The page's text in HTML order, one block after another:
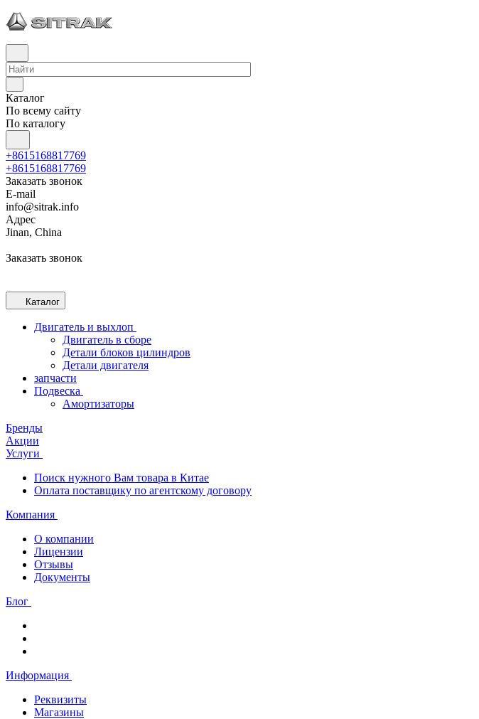
Каталог
По всему сайту
По каталогу
+8615168817769
+8615168817769
Заказать звонок
E-mail
info@sitrak.info
Адрес
Jinan, China
Заказать звонок
Каталог
Двигатель и выхлоп
Двигатель в сборе
Детали блоков цилиндров
Детали двигателя
запчасти
Подвеска
Амортизаторы
Бренды
Акции
Услуги
Поиск нужного Вам товара в Китае
Оплата поставщику по агентскому договору
Компания
О компании
Лицензии
Отзывы
Документы
Блог
Информация
Реквизиты
Магазины